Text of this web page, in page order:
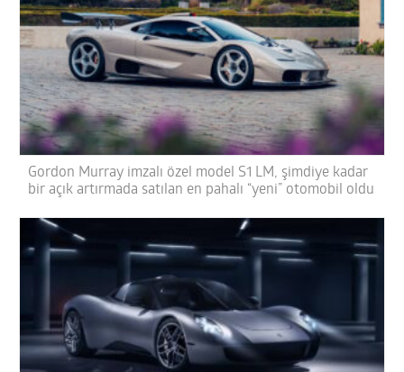
Gordon Murray imzalı özel model S1 LM, şimdiye kadar
bir açık artırmada satılan en pahalı “yeni” otomobil oldu